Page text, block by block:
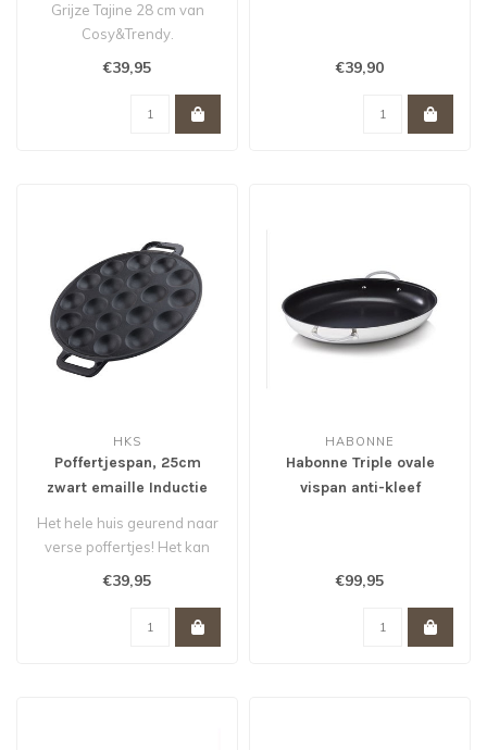
Grijze Tajine 28 cm van
Cosy&Trendy.
€39,95 €39,90
HKS
Poffertjespan, 25cm
zwart emaille Inductie
Het hele huis geurend naar
verse poffertjes! Het kan
€39,95
HABONNE
Habonne Triple ovale
vispan anti-kleef
€99,95